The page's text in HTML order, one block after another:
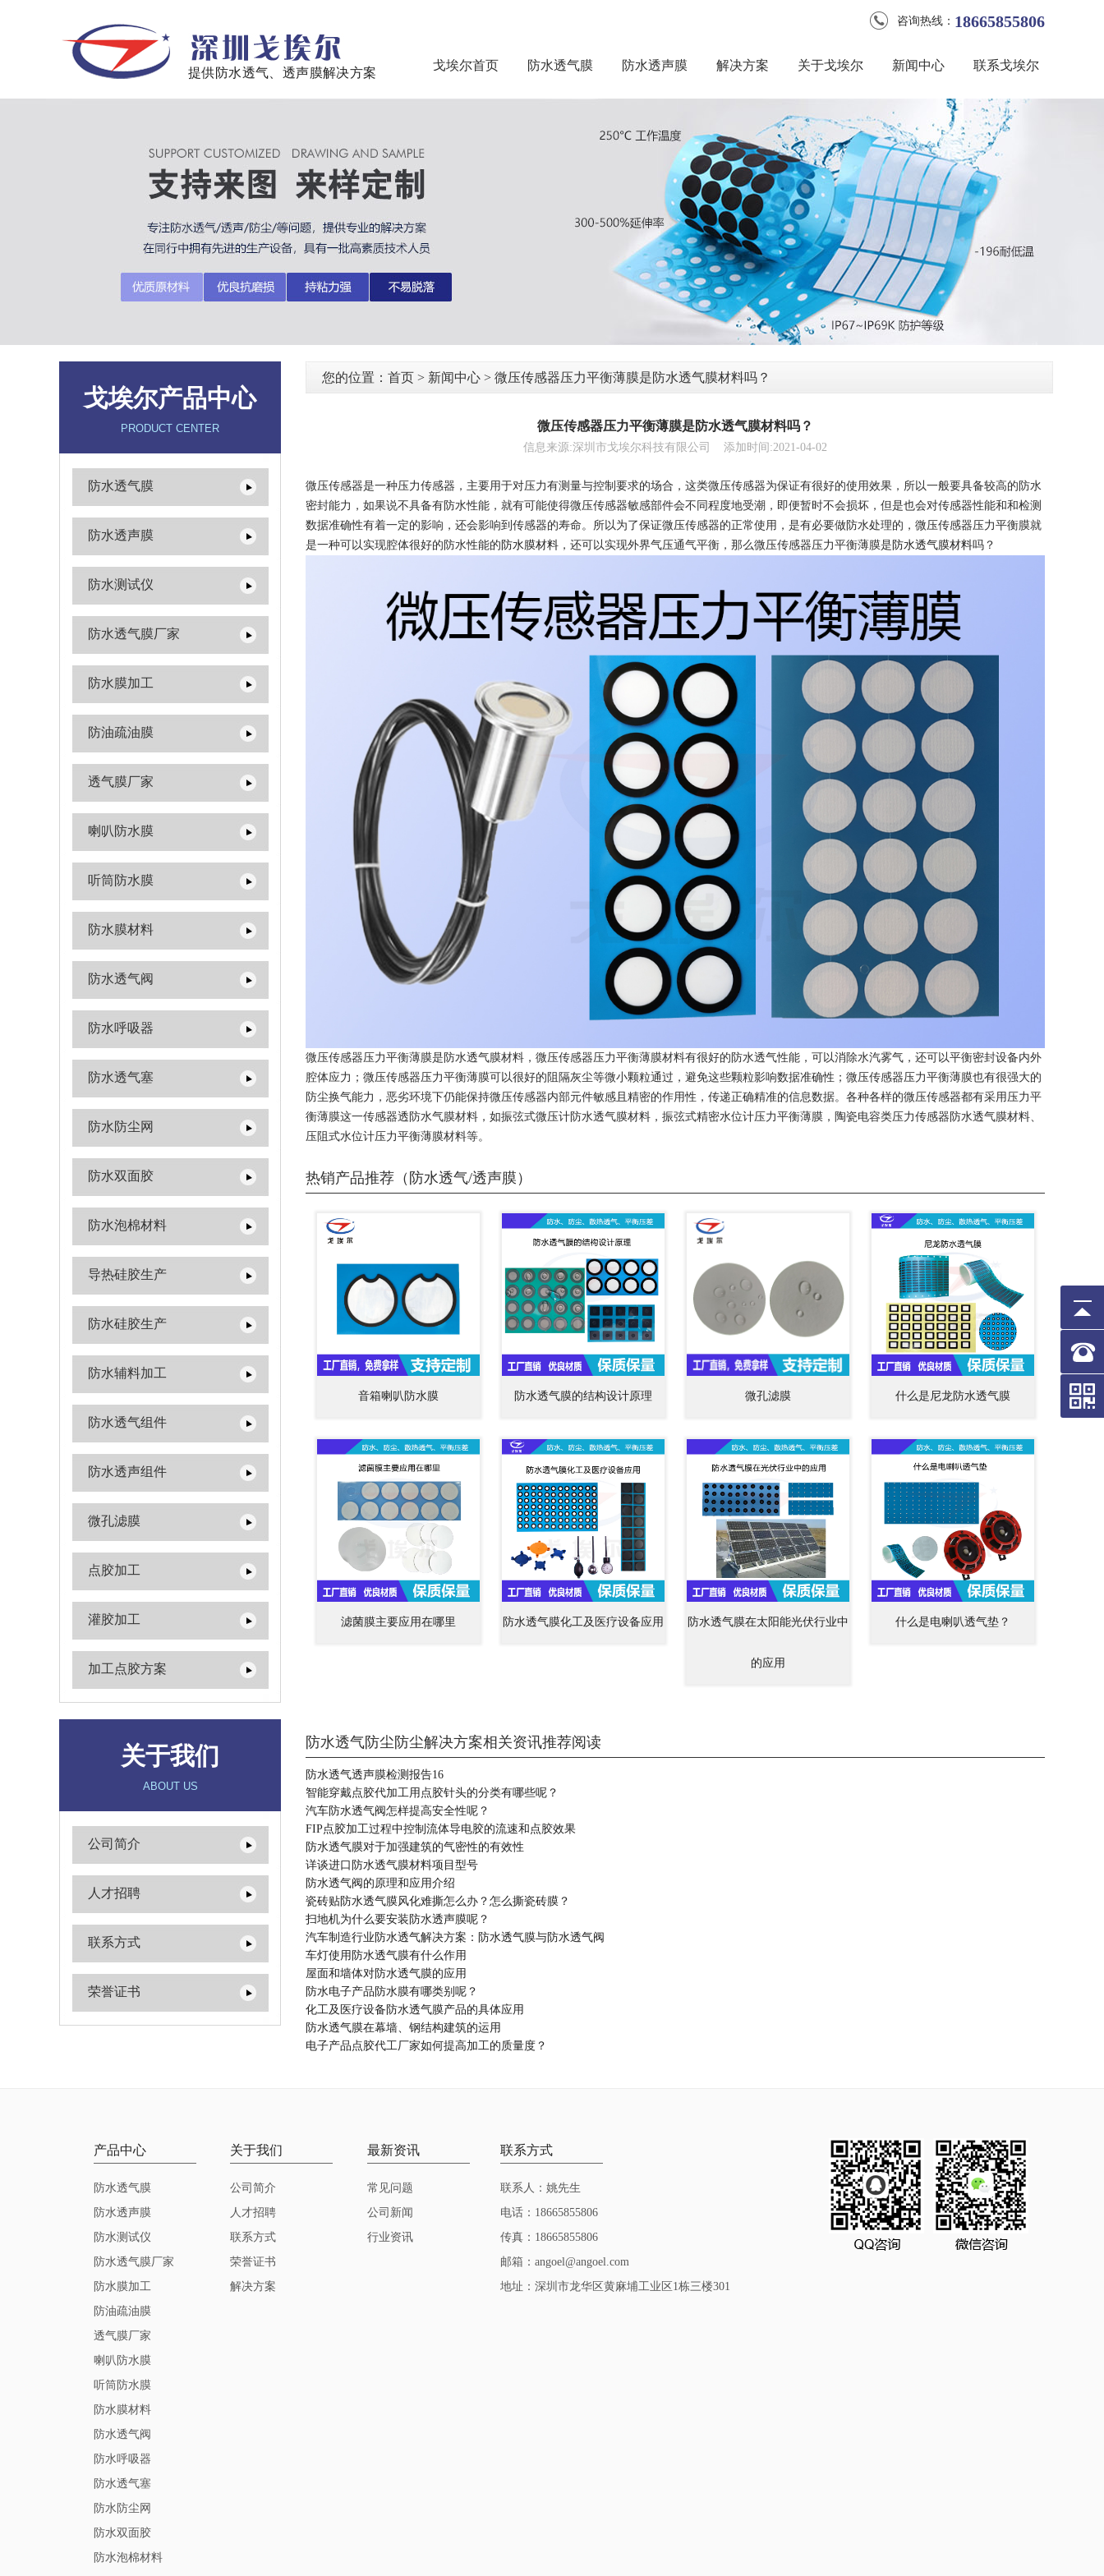
提供防水透气、透声膜解决方案
18665855806
咨询热线：
戈埃尔首页 防水透气膜 防水透声膜 解决方案 关于戈埃尔 新闻中心 联系戈埃尔
戈埃尔产品中心
PRODUCT CENTER
防水透气膜
防水透声膜
防水测试仪
防水透气膜厂家
防水膜加工
防油疏油膜
透气膜厂家
喇叭防水膜
听筒防水膜
防水膜材料
防水透气阀
防水呼吸器
防水透气塞
防水防尘网
防水双面胶
防水泡棉材料
导热硅胶生产
防水硅胶生产
防水辅料加工
防水透气组件
防水透声组件
微孔滤膜
点胶加工
灌胶加工
加工点胶方案
关于我们
ABOUT US
公司简介
人才招聘
联系方式
荣誉证书
您的位置： 首页 > 新闻中心 > 微压传感器压力平衡薄膜是防水透气膜材料吗？
微压传感器压力平衡薄膜是防水透气膜材料吗？
信息来源:深圳市戈埃尔科技有限公司 添加时间:2021-04-02
微压传感器是一种压力传感器，主要用于对压力有测量与控制要求的场合，这类微压传感器为保证有很好的使用效果，所以一般要具备较高的防水
密封能力，如果说不具备有防水性能，就有可能使得微压传感器敏感部件会不同程度地受潮，即便暂时不会损坏，但是也会对传感器性能和和检测
数据准确性有着一定的影响，还会影响到传感器的寿命。所以为了保证微压传感器的正常使用，是有必要做防水处理的，微压传感器压力平衡膜就
是一种可以实现腔体很好的防水性能的 防水膜材料 ，还可以实现外界气压通气平衡，那么微压传感器压力平衡薄膜是 防水透气膜材料吗？
微压传感器压力平衡薄膜是防水透气膜材料，微压传感器压力平衡薄膜材料有很好的防水透气性能，可以消除水汽雾气，还可以平衡密封设备内外
腔体应力；微压传感器压力平衡薄膜可以很好的阻隔灰尘等微小颗粒通过，避免这些颗粒影响数据准确性；微压传感器压力平衡薄膜也有很强大的
防尘换气能力，恶劣环境下仍能保持微压传感器内部元件敏感且精密的作用性，传递正确精准的信息数据。各种各样的微压传感器都有采用压力平
衡薄膜这一传感器透防水气膜材料，如振弦式微压计防水透气膜材料，振弦式精密水位计压力平衡薄膜，陶瓷电容类压力传感器防水透气膜材料、
压阻式水位计压力平衡薄膜材料等。
热销产品推荐（防水透气/透声膜）
音箱喇叭防水膜 防水透气膜的结构设计原理 微孔滤膜 什么是尼龙防水透气膜
滤菌膜主要应用在哪里 防水透气膜化工及医疗设备应用 防水透气膜在太阳能光伏行业中
的应用
什么是电喇叭透气垫？
防水透气防尘防尘解决方案相关资讯推荐阅读
防水透气透声膜检测报告16
智能穿戴点胶代加工用点胶针头的分类有哪些呢？
汽车防水透气阀怎样提高安全性呢？
FIP点胶加工过程中控制流体导电胶的流速和点胶效果
防水透气膜对于加强建筑的气密性的有效性
详谈进口防水透气膜材料项目型号
防水透气阀的原理和应用介绍
瓷砖贴防水透气膜风化难撕怎么办？怎么撕瓷砖膜？
扫地机为什么要安装防水透声膜呢？
汽车制造行业防水透气解决方案：防水透气膜与防水透气阀
车灯使用防水透气膜有什么作用
屋面和墙体对防水透气膜的应用
防水电子产品防水膜有哪类别呢？
化工及医疗设备防水透气膜产品的具体应用
防水透气膜在幕墙、钢结构建筑的运用
电子产品点胶代工厂家如何提高加工的质量度？
产品中心
防水透气膜
防水透声膜
防水测试仪
防水透气膜厂家
防水膜加工
防油疏油膜
透气膜厂家
喇叭防水膜
听筒防水膜
防水膜材料
防水透气阀
防水呼吸器
防水透气塞
防水防尘网
防水双面胶
防水泡棉材料
关于我们
公司简介
人才招聘
联系方式
荣誉证书
解决方案
最新资讯
常见问题
公司新闻
行业资讯
联系方式
联系人：姚先生
电话：18665855806
传真：18665855806
邮箱：angoel@angoel.com
地址：深圳市龙华区黄麻埔工业区1栋三楼301